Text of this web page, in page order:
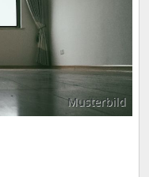
Musterbild